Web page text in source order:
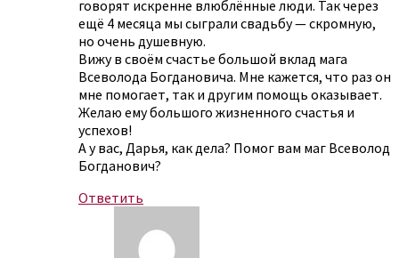
говорят искренне влюблённые люди. Так через
ещё 4 месяца мы сыграли свадьбу — скромную,
но очень душевную.
Вижу в своём счастье большой вклад мага
Всеволода Богдановича. Мне кажется, что раз он
мне помогает, так и другим помощь оказывает.
Желаю ему большого жизненного счастья и
успехов!
А у вас, Дарья, как дела? Помог вам маг Всеволод
Богданович?
Ответить